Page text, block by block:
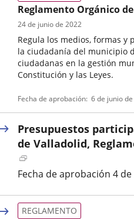
Reglamento Orgánico
Diálogo Civil
Regula los medios, formas
la ciudadanía del municipio
ciudadanas en la gestión
Constitución y las Leyes.
de
normativa
boletin
24 de junio de 2022
Fecha de aprobación 6 de junio
Presupuestos
de Valladolid,
Enlace
a
aplicación
externa.
Fecha de aprobación 4
REGLAMENTO